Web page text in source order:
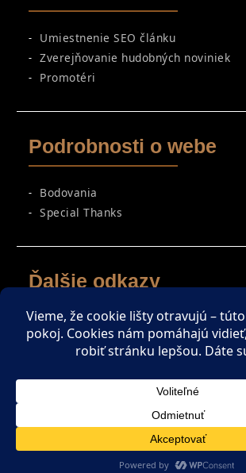
Umiestnenie SEO článku
Zverejňovanie hudobných noviniek
Promotéri
Podrobnosti o webe
Bodovania
Special Thanks
Ďalšie odkazy
Spriatelené weby
Zaujímavé čítanie
Copyright © All rights reserved.
Magazine Plus byWEN Themes